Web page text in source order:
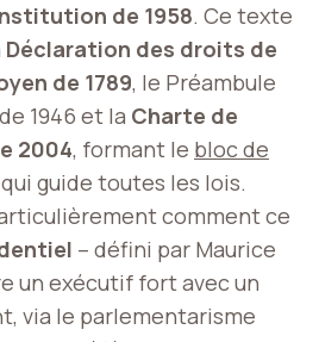
de 1958. Ce texte
Déclaration des droits de
de 1789, le Préambule
1946 et la Charte de
2004, formant le bloc de
qui guide toutes les lois.
comment ce
– défini par Maurice
un exécutif fort avec un
via le parlementarisme